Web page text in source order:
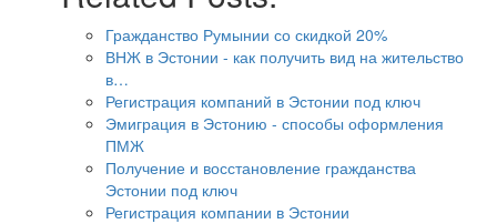
Гражданство Румынии со скидкой 20%
ВНЖ в Эстонии - как получить вид на жительство
в…
Регистрация компаний в Эстонии под ключ
Эмиграция в Эстонию - способы оформления
ПМЖ
Получение и восстановление гражданства
Эстонии под ключ
Регистрация компании в Эстонии